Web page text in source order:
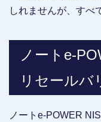
しれませんが、すべ
ノートe-
リセールバ
ノートe-POWER